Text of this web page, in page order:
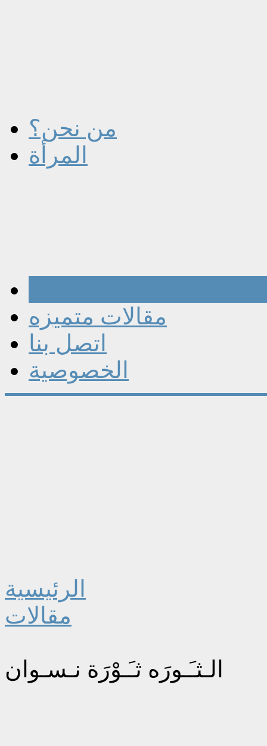
من نحن؟
المرأة
مقالات متميزه
اتصل بنا
الخصوصية
الرئيسية
مقالات
الـثـَـورَه ثـَـوْرَة نـسـوان